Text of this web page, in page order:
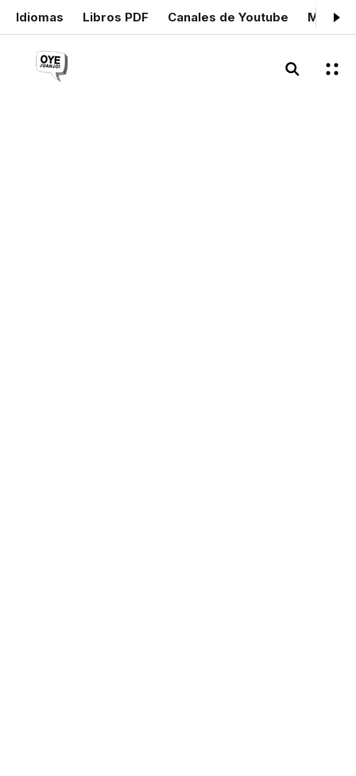
Idiomas Libros PDF Canales de Youtube Mis